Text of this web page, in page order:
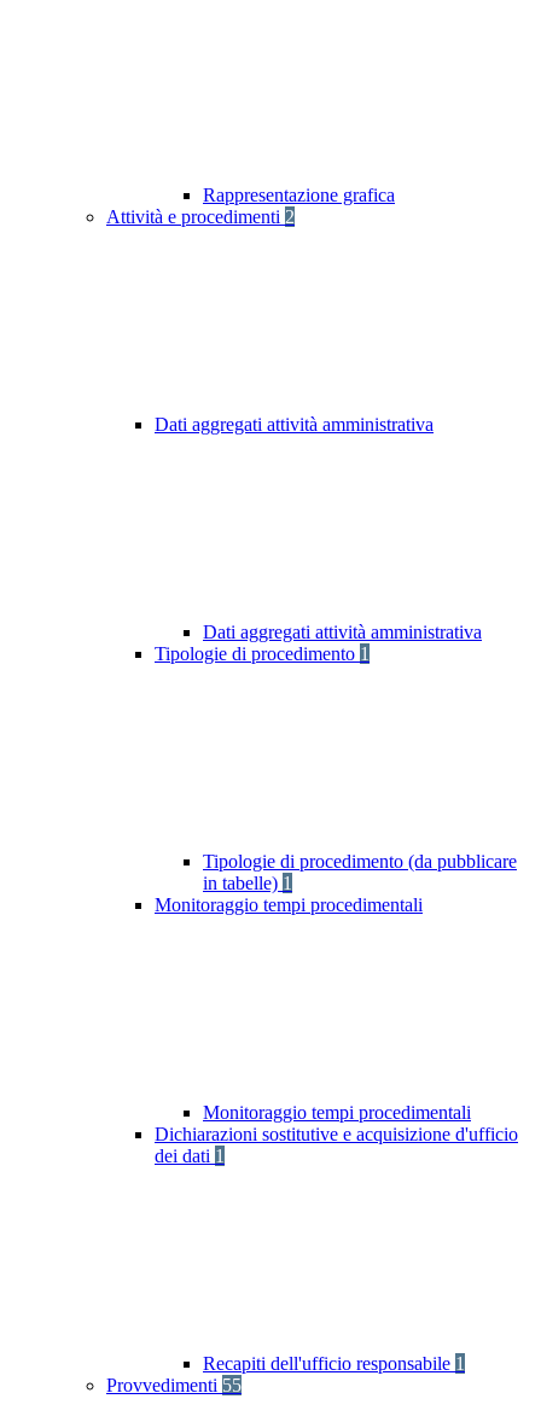
Rappresentazione grafica
Attività e procedimenti 2
Dati aggregati attività amministrativa
Dati aggregati attività amministrativa
Tipologie di procedimento 1
Tipologie di procedimento (da pubblicare
in tabelle) 1
Monitoraggio tempi procedimentali
Monitoraggio tempi procedimentali
Dichiarazioni sostitutive e acquisizione d'ufficio
dei dati 1
Recapiti dell'ufficio responsabile 1
Provvedimenti 55